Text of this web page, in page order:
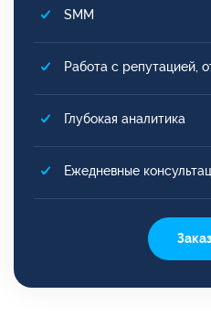
SMM
Работа с репутацией,
Глубокая аналитика
Ежедневные